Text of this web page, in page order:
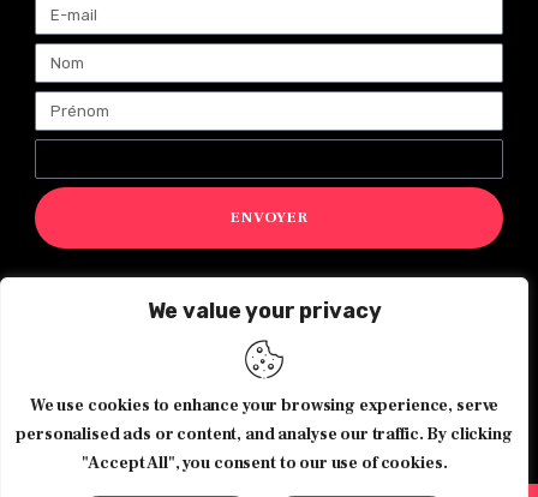
We value your privacy
We use cookies to enhance your browsing experience, serve
personalised ads or content, and analyse our traffic. By clicking
"Accept All", you consent to our use of cookies.
ENVOYER
Magazine Exquis© 2026 Tous droits réservés -Made with ♥️
byAgence de communication JOUR J